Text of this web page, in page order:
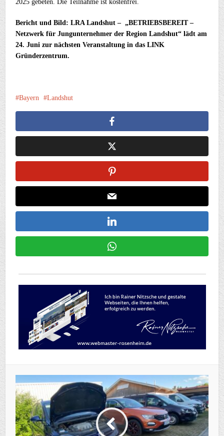
2025 gebeten. Die Teilnahme ist kostenfrei.
Bericht und Bild: LRA Landshut – „BETRIEBSBEREIT –
Netzwerk für Jungunternehmer der Region Landshut“ lädt am
24. Juni zur nächsten Veranstaltung in das LINK
Gründerzentrum.
Bayern Landshut